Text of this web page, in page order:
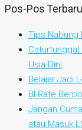
Pos-Pos Terbaru
Tips Nabung
Caturtunggal
Usia Dini
Belajar Jadi
BI Rate
Jangan
atau Masuk